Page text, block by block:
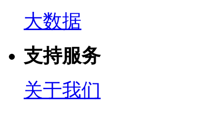
大数据
支持服务
关于我们